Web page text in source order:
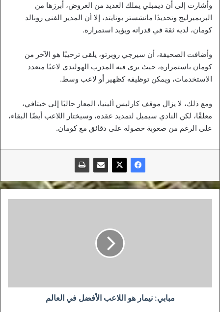
وأشارت إلى أن ديمبلي يملك العديد من العروض، أبرزها من
البريميرليج وتحديدًا مانشستر يونايتد، إلا أن المدير الفني رونالد
كومان، لديه ثقة في قدراته ويؤيد استمراره.
وأضافت الصحيفة، أن سيرجي روبرتو، يلقى ترحيبًا هو الآخر من
كومان باستمراره، حيث يرى فيه المدرب الهولندي لاعبًا متعدد
الاستخدمات، ويمكن توظيفه كظهير أو لاعب وسط.
ومع ذلك، لا يزال موقف كارليس ألينيا، المعار حاليًا إلى خيتافي،
معلقًا، لكن النادي سيميل لتمديد عقده، وسيختار اللاعب أيضًا البقاء،
على الرغم من صعوبة حصوله على دقائق مع كومان.
مبابي: نيمار هو اللاعب الأفضل في العالم